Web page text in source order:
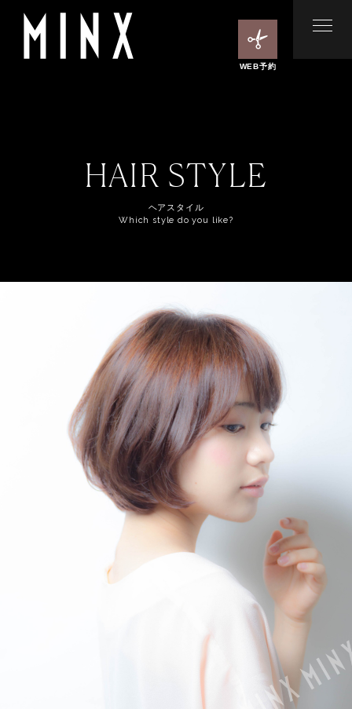
WEB予約
HAIR STYLE
ヘアスタイル
Which style do you like?